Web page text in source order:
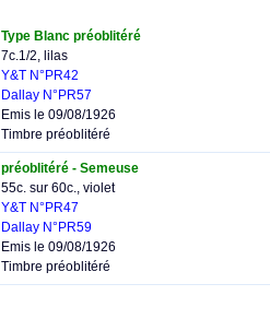
Type Blanc préoblitéré
7c.1/2, lilas
Y&T N°PR42
Dallay N°PR57
Emis le 09/08/1926
Timbre préoblitéré
préoblitéré - Semeuse
55c. sur 60c., violet
Y&T N°PR47
Dallay N°PR59
Emis le 09/08/1926
Timbre préoblitéré